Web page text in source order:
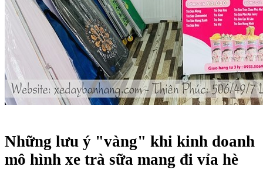
Những lưu ý "vàng" khi kinh doanh
mô hình xe trà sữa mang đi vỉa hè